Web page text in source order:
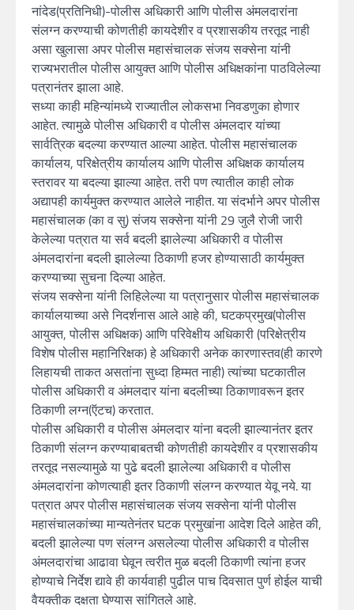
नांदेड(प्रतिनिधी)-पोलीस अधिकारी आणि पोलीस अंमलदारांना
संलग्न करण्याची कोणतीही कायदेशीर व प्रशासकीय तरतूद नाही
असा खुलासा अपर पोलीस महासंचालक संजय सक्सेना यांनी
राज्यभरातील पोलीस आयुक्त आणि पोलीस अधिक्षकांना पाठविलेल्या
पत्रानंतर झाला आहे.
सध्या काही महिन्यांमध्ये राज्यातील लोकसभा निवडणुका होणार
आहेत. त्यामुळे पोलीस अधिकारी व पोलीस अंमलदार यांच्या
सार्वत्रिक बदल्या करण्यात आल्या आहेत. पोलीस महासंचालक
कार्यालय, परिक्षेत्रीय कार्यालय आणि पोलीस अधिक्षक कार्यालय
स्तरावर या बदल्या झाल्या आहेत. तरी पण त्यातील काही लोक
अद्यापही कार्यमुक्त करण्यात आलेले नाहीत. या संदर्भाने अपर पोलीस
महासंचालक (का व सु) संजय सक्सेना यांनी 29 जुलै रोजी जारी
केलेल्या पत्रात या सर्व बदली झालेल्या अधिकारी व पोलीस
अंमलदारांना बदली झालेल्या ठिकाणी हजर होण्यासाठी कार्यमुक्त
करण्याच्या सुचना दिल्या आहेत.
संजय सक्सेना यांनी लिहिलेल्या या पत्रानुसार पोलीस महासंचालक
कार्यालयाच्या असे निदर्शनास आले आहे की, घटकप्रमुख(पोलीस
आयुक्त, पोलीस अधिक्षक) आणि परिवेक्षीय अधिकारी (परिक्षेत्रीय
विशेष पोलीस महानिरिक्षक) हे अधिकारी अनेक कारणास्तव(ही कारणे
लिहायची ताकत असतांना सुध्दा हिम्मत नाही) त्यांच्या घटकातील
पोलीस अधिकारी व अंमलदार यांना बदलीच्या ठिकाणावरून इतर
ठिकाणी लग्न(ऍटच) करतात.
पोलीस अधिकारी व पोलीस अंमलदार यांना बदली झाल्यानंतर इतर
ठिकाणी संलग्न करण्याबाबतची कोणतीही कायदेशीर व प्रशासकीय
तरतूद नसल्यामुळे या पुढे बदली झालेल्या अधिकारी व पोलीस
अंमलदारांना कोणत्याही इतर ठिकाणी संलग्न करण्यात येवू नये. या
पत्रात अपर पोलीस महासंचालक संजय सक्सेना यांनी पोलीस
महासंचालकांच्या मान्यतेनंतर घटक प्रमुखांना आदेश दिले आहेत की,
बदली झालेल्या पण संलग्न असलेल्या पोलीस अधिकारी व पोलीस
अंमलदारांचा आढावा घेवून त्वरीत मुळ बदली ठिकाणी त्यांना हजर
होण्याचे निर्देश द्यावे ही कार्यवाही पुढील पाच दिवसात पुर्ण होईल याची
वैयक्तीक दक्षता घेण्यास सांगितले आहे.